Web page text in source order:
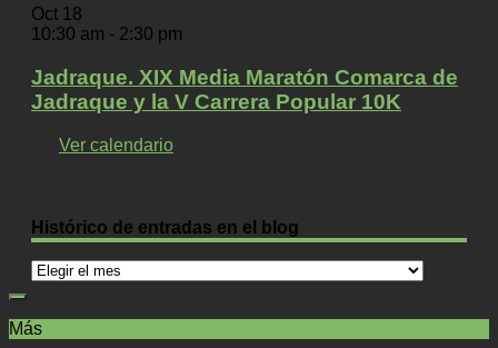
Oct 18
10:30 am - 2:30 pm
Jadraque. XIX Media Maratón Comarca de
Jadraque y la V Carrera Popular 10K
Ver calendario
Histórico de entradas en el blog
Histórico
en
Más